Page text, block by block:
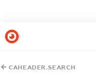
CAHEADER.SEARCH